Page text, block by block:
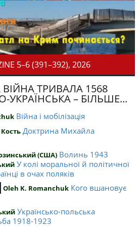
5–6 (391–392), 2026
ТРИВАЛА 1568
УКРАЇНСЬКА – БІЛЬШЕ...
Війна і мобілізація
Доктрина Михайла
(США) Волинь 1943
У колі моральної й політичної
в очах поляків
Oleh K. Romanchuk Кого вшановує
Українсько-польська
1918-1923